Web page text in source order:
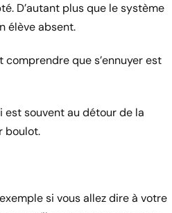
D’autant plus que le système
élève absent.
comprendre que s’ennuyer est
est souvent au détour de la
boulot.
si vous allez dire à votre